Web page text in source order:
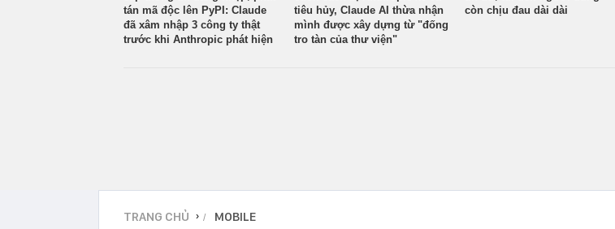
tán mã độc lên PyPI: Claude
đã xâm nhập 3 công ty thật
trước khi Anthropic phát hiện
tiêu hủy, Claude AI thừa nhận
mình được xây dựng từ "đống
tro tàn của thư viện"
còn chịu đau dài dài
TRANG CHỦ › MOBILE